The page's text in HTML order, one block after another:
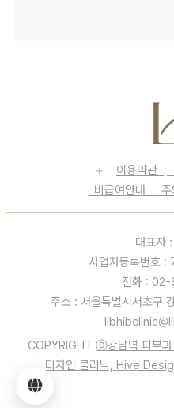
+ 이용약관
비급여안내
대표자
사업자등록번
전화 :
주소 : 서울특별시서초
COPYRIGHTⓒ강남역 피부과
디자인 클리닉, Hive